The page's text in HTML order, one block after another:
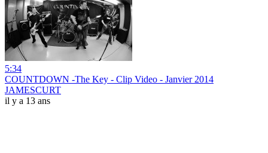
5:34
COUNTDOWN -The Key - Clip Video - Janvier 2014
JAMESCURT
il y a 13 ans